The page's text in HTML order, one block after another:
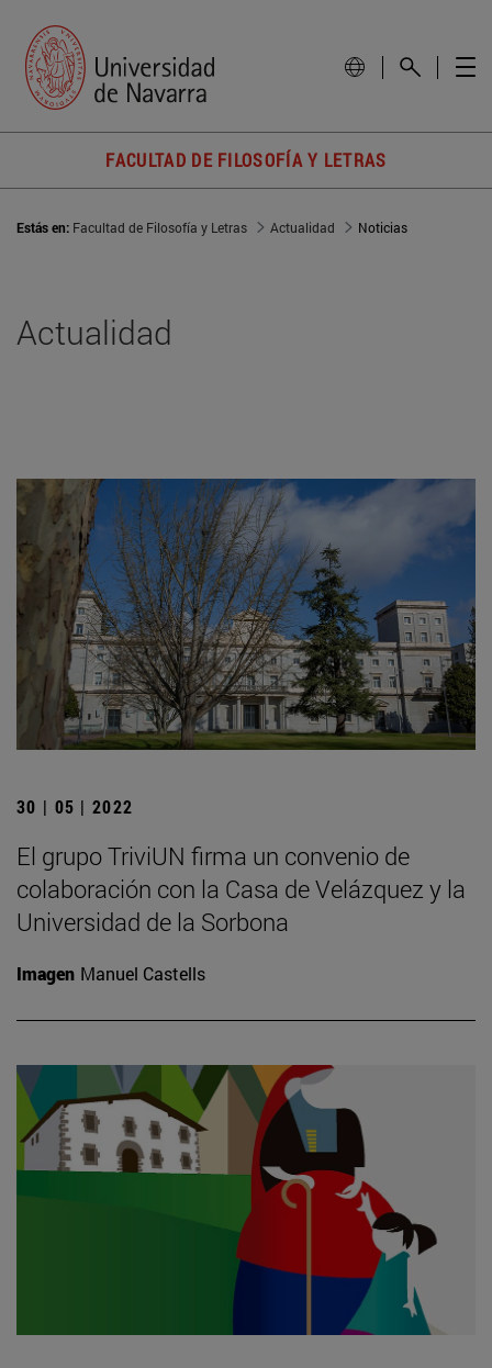
FACULTAD DE FILOSOFÍA Y LETRAS
Estás en: Facultad de Filosofía y Letras Actualidad Noticias
Actualidad
30 | 05 | 2022
El grupo TriviUN firma un convenio de
colaboración con la Casa de Velázquez y la
Universidad de la Sorbona
Imagen Manuel Castells